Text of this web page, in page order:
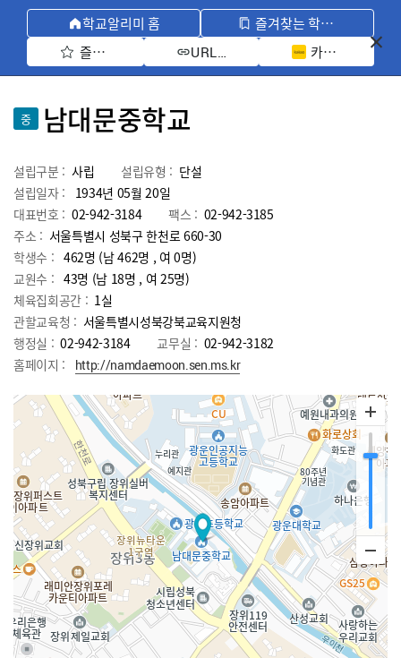
학교알리미 홈
즐겨찾는 학교 모아보기
즐겨찾기 선택
URL 복사 카카오톡 공유
중 남대문중학교
설립구분 : 사립 설립유형 : 단설
설립일자 :
1934년 05월 20일
대표번호 : 02-942-3184 팩스 : 02-942-3185
주소 : 서울특별시 성북구 한천로 660-30
학생수 : 462명 (남 462명 , 여 0명)
교원수 : 43명 (남 18명 , 여 25명)
체육집회공간 : 1실
관할교육청 : 서울특별시성북강북교육지원청
행정실 : 02-942-3184 교무실 : 02-942-3182
홈페이지 :
http://namdaemoon.sen.ms.kr